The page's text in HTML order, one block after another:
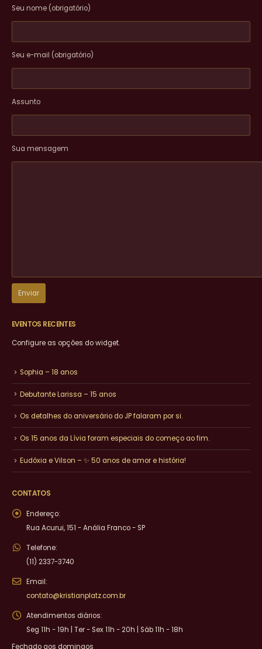
Seu nome (obrigatório)
Seu e-mail (obrigatório)
Assunto
Sua mensagem
EVENTOS RECENTES
Configure as opções do widget.
Sophia – 18 anos
Debutante Larissa – 15 anos
Os detalhes do aniversário do JP falaram por si.
Os 15 anos da Lívia foram especiais do começo ao fim.
Eudóxia e Vilson – ✨ 50 anos de amor e história!
CONTATOS
Endereço:
Rua Acurui, 151 - Anália Franco - SP
Telefone:
(11) 2337-3740
Email:
contato@kristianplatz.com.br
Atendimentos diários:
Seg 11h - 19h | Ter - Sex 11h - 20h | Sáb 11h - 18h
Fechado aos domingos